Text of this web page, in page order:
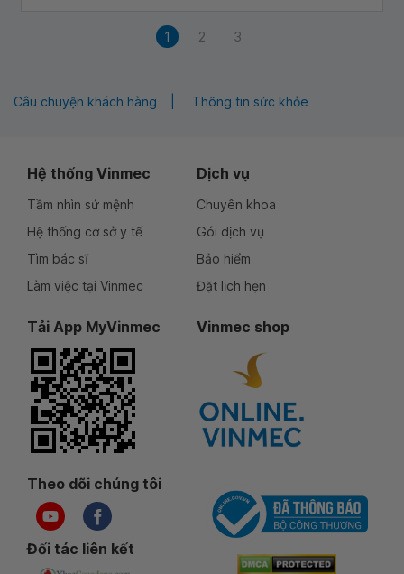
1 2 3
Câu chuyện khách hàng Thông tin sức khỏe
Hệ thống Vinmec
Tầm nhìn sứ mệnh
Hệ thống cơ sở y tế
Tìm bác sĩ
Làm việc tại Vinmec
Dịch vụ
Chuyên khoa
Gói dịch vụ
Bảo hiểm
Đặt lịch hẹn
Tải App MyVinmec Vinmec shop
Theo dõi chúng tôi
Đối tác liên kết